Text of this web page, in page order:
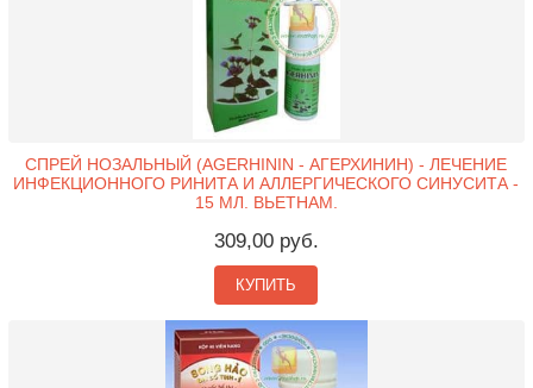
СПРЕЙ НОЗАЛЬНЫЙ (AGERHININ - АГЕРХИНИН) - ЛЕЧЕНИЕ
ИНФЕКЦИОННОГО РИНИТА И АЛЛЕРГИЧЕСКОГО СИНУСИТА -
15 МЛ. ВЬЕТНАМ.
309,00 руб.
КУПИТЬ